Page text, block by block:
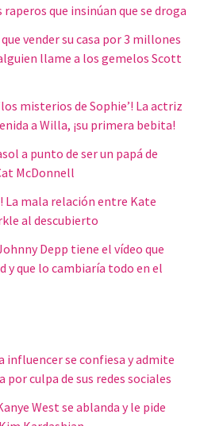
que insinúan que se droga
vender su casa por 3 millones
llame a los gemelos Scott
misterios de Sophie’! La actriz
a Willa, ¡su primera bebita!
a punto de ser un papá de
McDonnell
La mala relación entre Kate
al descubierto
Depp tiene el vídeo que
y que lo cambiaría todo en el
influencer se confiesa y admite
por culpa de sus redes sociales
West se ablanda y le pide